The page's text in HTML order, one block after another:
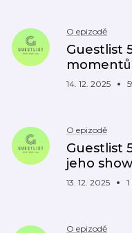
O epizodě
Guestlist
14. 12. 2025
O epizodě
Guestlist
jeho
13. 12. 2025
O epizodě